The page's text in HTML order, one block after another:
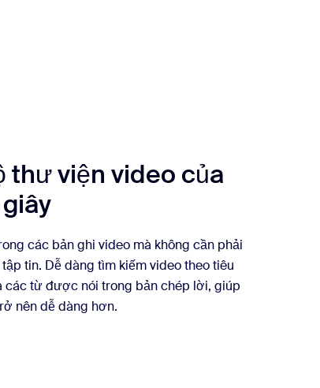
thư viện video của
các bản ghi video mà không cần phải
tin. Dễ dàng tìm kiếm video theo tiêu
các từ được nói trong bản chép lời, giúp
nên dễ dàng hơn.